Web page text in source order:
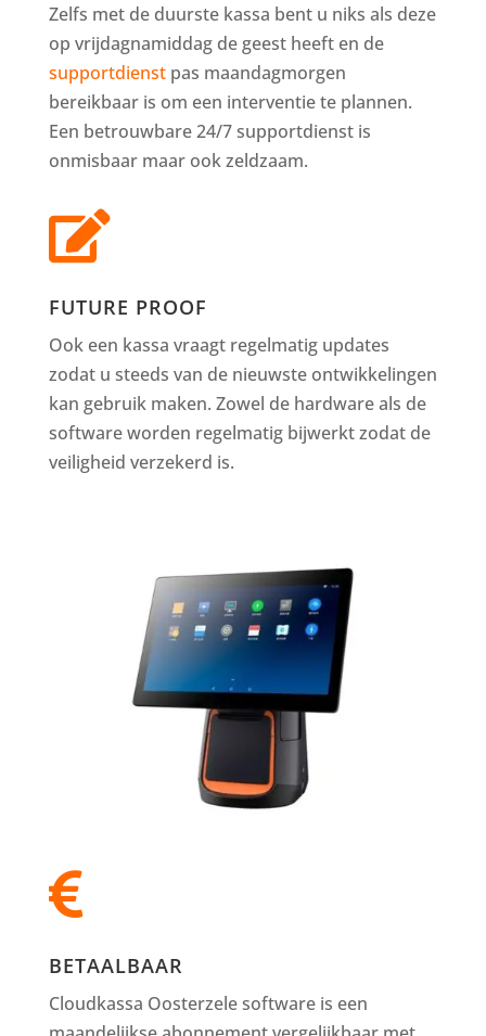
Zelfs met de duurste kassa bent u niks als deze
op vrijdagnamiddag de geest heeft en de
supportdienstpas maandagmorgen
bereikbaar is om een interventie te plannen.
Een betrouwbare 24/7 supportdienst is
onmisbaar maar ook zeldzaam.

FUTURE PROOF
Ook een kassa vraagt regelmatig updates
zodat u steeds van de nieuwste ontwikkelingen
kan gebruik maken. Zowel de hardware als de
software worden regelmatig bijwerkt zodat de
veiligheid verzekerd is.

BETAALBAAR
Cloudkassa Oosterzele software is een